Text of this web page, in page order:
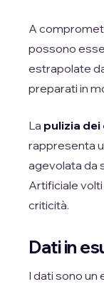
A
possono
estrapolate
preparati in
La pulizia dei
rappresenta
agevolata da
Artificiale
criticità.
Dati in
I dati sono un